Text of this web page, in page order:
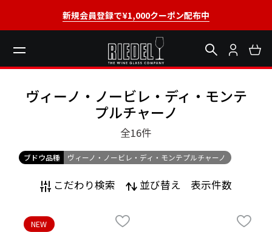
新規会員登録で¥1,000クーポン配布中
ヴィーノ・ノービレ・ディ・モンテ
プルチャーノ
全16件
ブドウ品種 ヴィーノ・ノービレ・ディ・モンテプルチャーノ
こだわり検索 並び替え 表示件数
NEW